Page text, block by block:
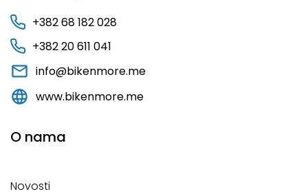
+382 68 182 028
+382 20 611 041
info@bikenmore.me
www.bikenmore.me
O nama
Novosti